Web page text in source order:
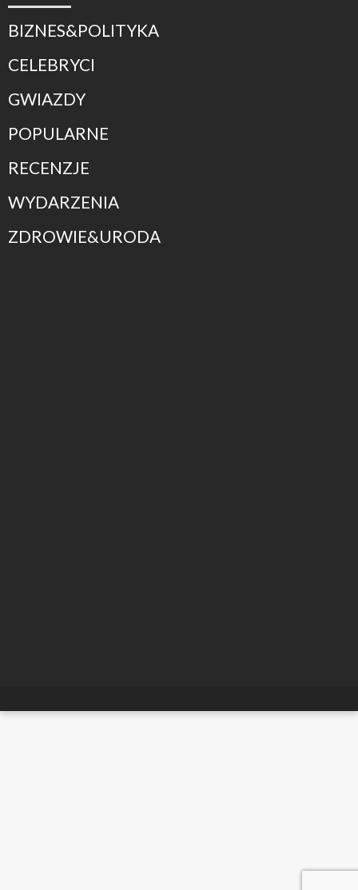
BIZNES&POLITYKA
CELEBRYCI
GWIAZDY
POPULARNE
RECENZJE
WYDARZENIA
ZDROWIE&URODA